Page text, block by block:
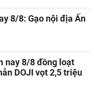
8/8: Gạo nội địa Ấn
nay 8/8 đồng loạt
DOJI vọt 2,5 triệu